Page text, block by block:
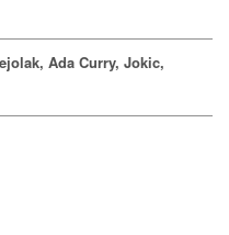
Ada Curry, Jokic,